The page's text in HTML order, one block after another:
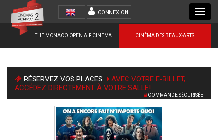
CINÉMA DES BEAUX-ARTS
THE MONACO OPEN AIR CINEMA
CONNEXION
RÉSERVEZ VOS PLACES
AVEC VOTRE E-BILLET,
ACCÉDEZ DIRECTEMENT À VOTRE SALLE!
COMMANDE SÉCURISÉE